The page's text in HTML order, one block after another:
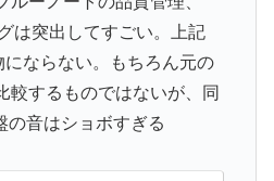
は突出してすごい。上記
ならない。もちろん元の
較するものではないが、同
の音はショボすぎる